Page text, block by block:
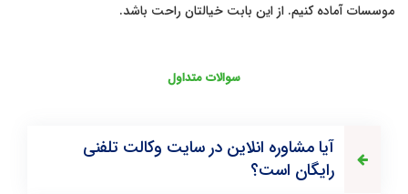
موسسات آماده کنیم. از این بابت خیالتان راحت باشد.
سوالات متداول
آیا مشاوره انلاین در سایت وکالت تلفنی
رایگان است؟